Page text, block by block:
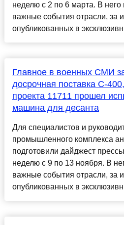
неделю с 2 по 6 марта. В
важные события отрасли, за
опубликованных в
Главное в военных СМИ
досрочная поставка С-
проекта 11711 прошел
машина для десанта
Для специалистов и
промышленного комплекса
подготовили дайджест
неделю с 9 по 13 ноября. В
важные события отрасли, за
опубликованных в